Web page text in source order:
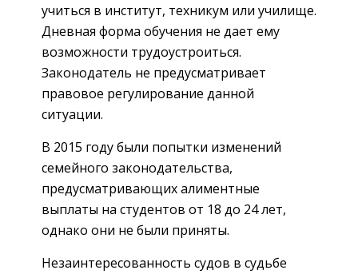
учиться в институт, техникум или училище.
Дневная форма обучения не дает ему
возможности трудоустроиться.
Законодатель не предусматривает
правовое регулирование данной
ситуации.
В 2015 году были попытки изменений
семейного законодательства,
предусматривающих алиментные
выплаты на студентов от 18 до 24 лет,
однако они не были приняты.
Незаинтересованность судов в судьбе